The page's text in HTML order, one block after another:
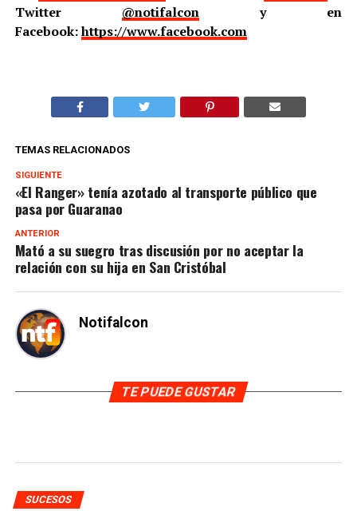
Twitter @notifalcony en
Facebook:https://www.facebook.com
TEMAS RELACIONADOS
SIGUIENTE
«El Ranger» tenía azotado al transporte público que
pasa por Guaranao
ANTERIOR
Mató a su suegro tras discusión por no aceptar la
relación con su hija en San Cristóbal
Notifalcon
TE PUEDE GUSTAR
SUCESOS